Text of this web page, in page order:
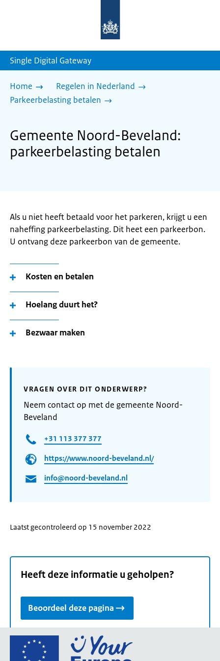
homepage
Single Digital Gateway
Home
Regelen in Nederland
Parkeerbelasting betalen
Gemeente Noord-Beveland:
parkeerbelasting betalen
Als u niet heeft betaald voor het parkeren, krijgt u een
naheffing parkeerbelasting. Dit heet een parkeerbon.
U ontvang deze parkeerbon van de gemeente.
Kosten en betalen
Hoelang duurt het?
Bezwaar maken
VRAGEN OVER DIT ONDERWERP?
Neem contact op met de gemeente Noord-
Beveland
+31 113 377 377
https://www.noord-beveland.nl/
info@noord-beveland.nl
Laatst gecontroleerd op 15 november 2022
Heeft deze informatie u geholpen?
Beoordeel deze pagina
Ga